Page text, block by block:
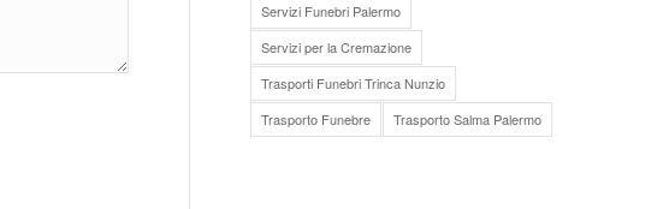
Servizi Funebri Palermo
Servizi per la Cremazione
Trasporti Funebri Trinca Nunzio
Trasporto Funebre
Trasporto Salma Palermo